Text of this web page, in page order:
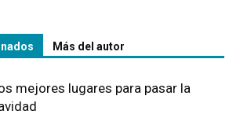
Más del autor
mejores lugares para pasar la